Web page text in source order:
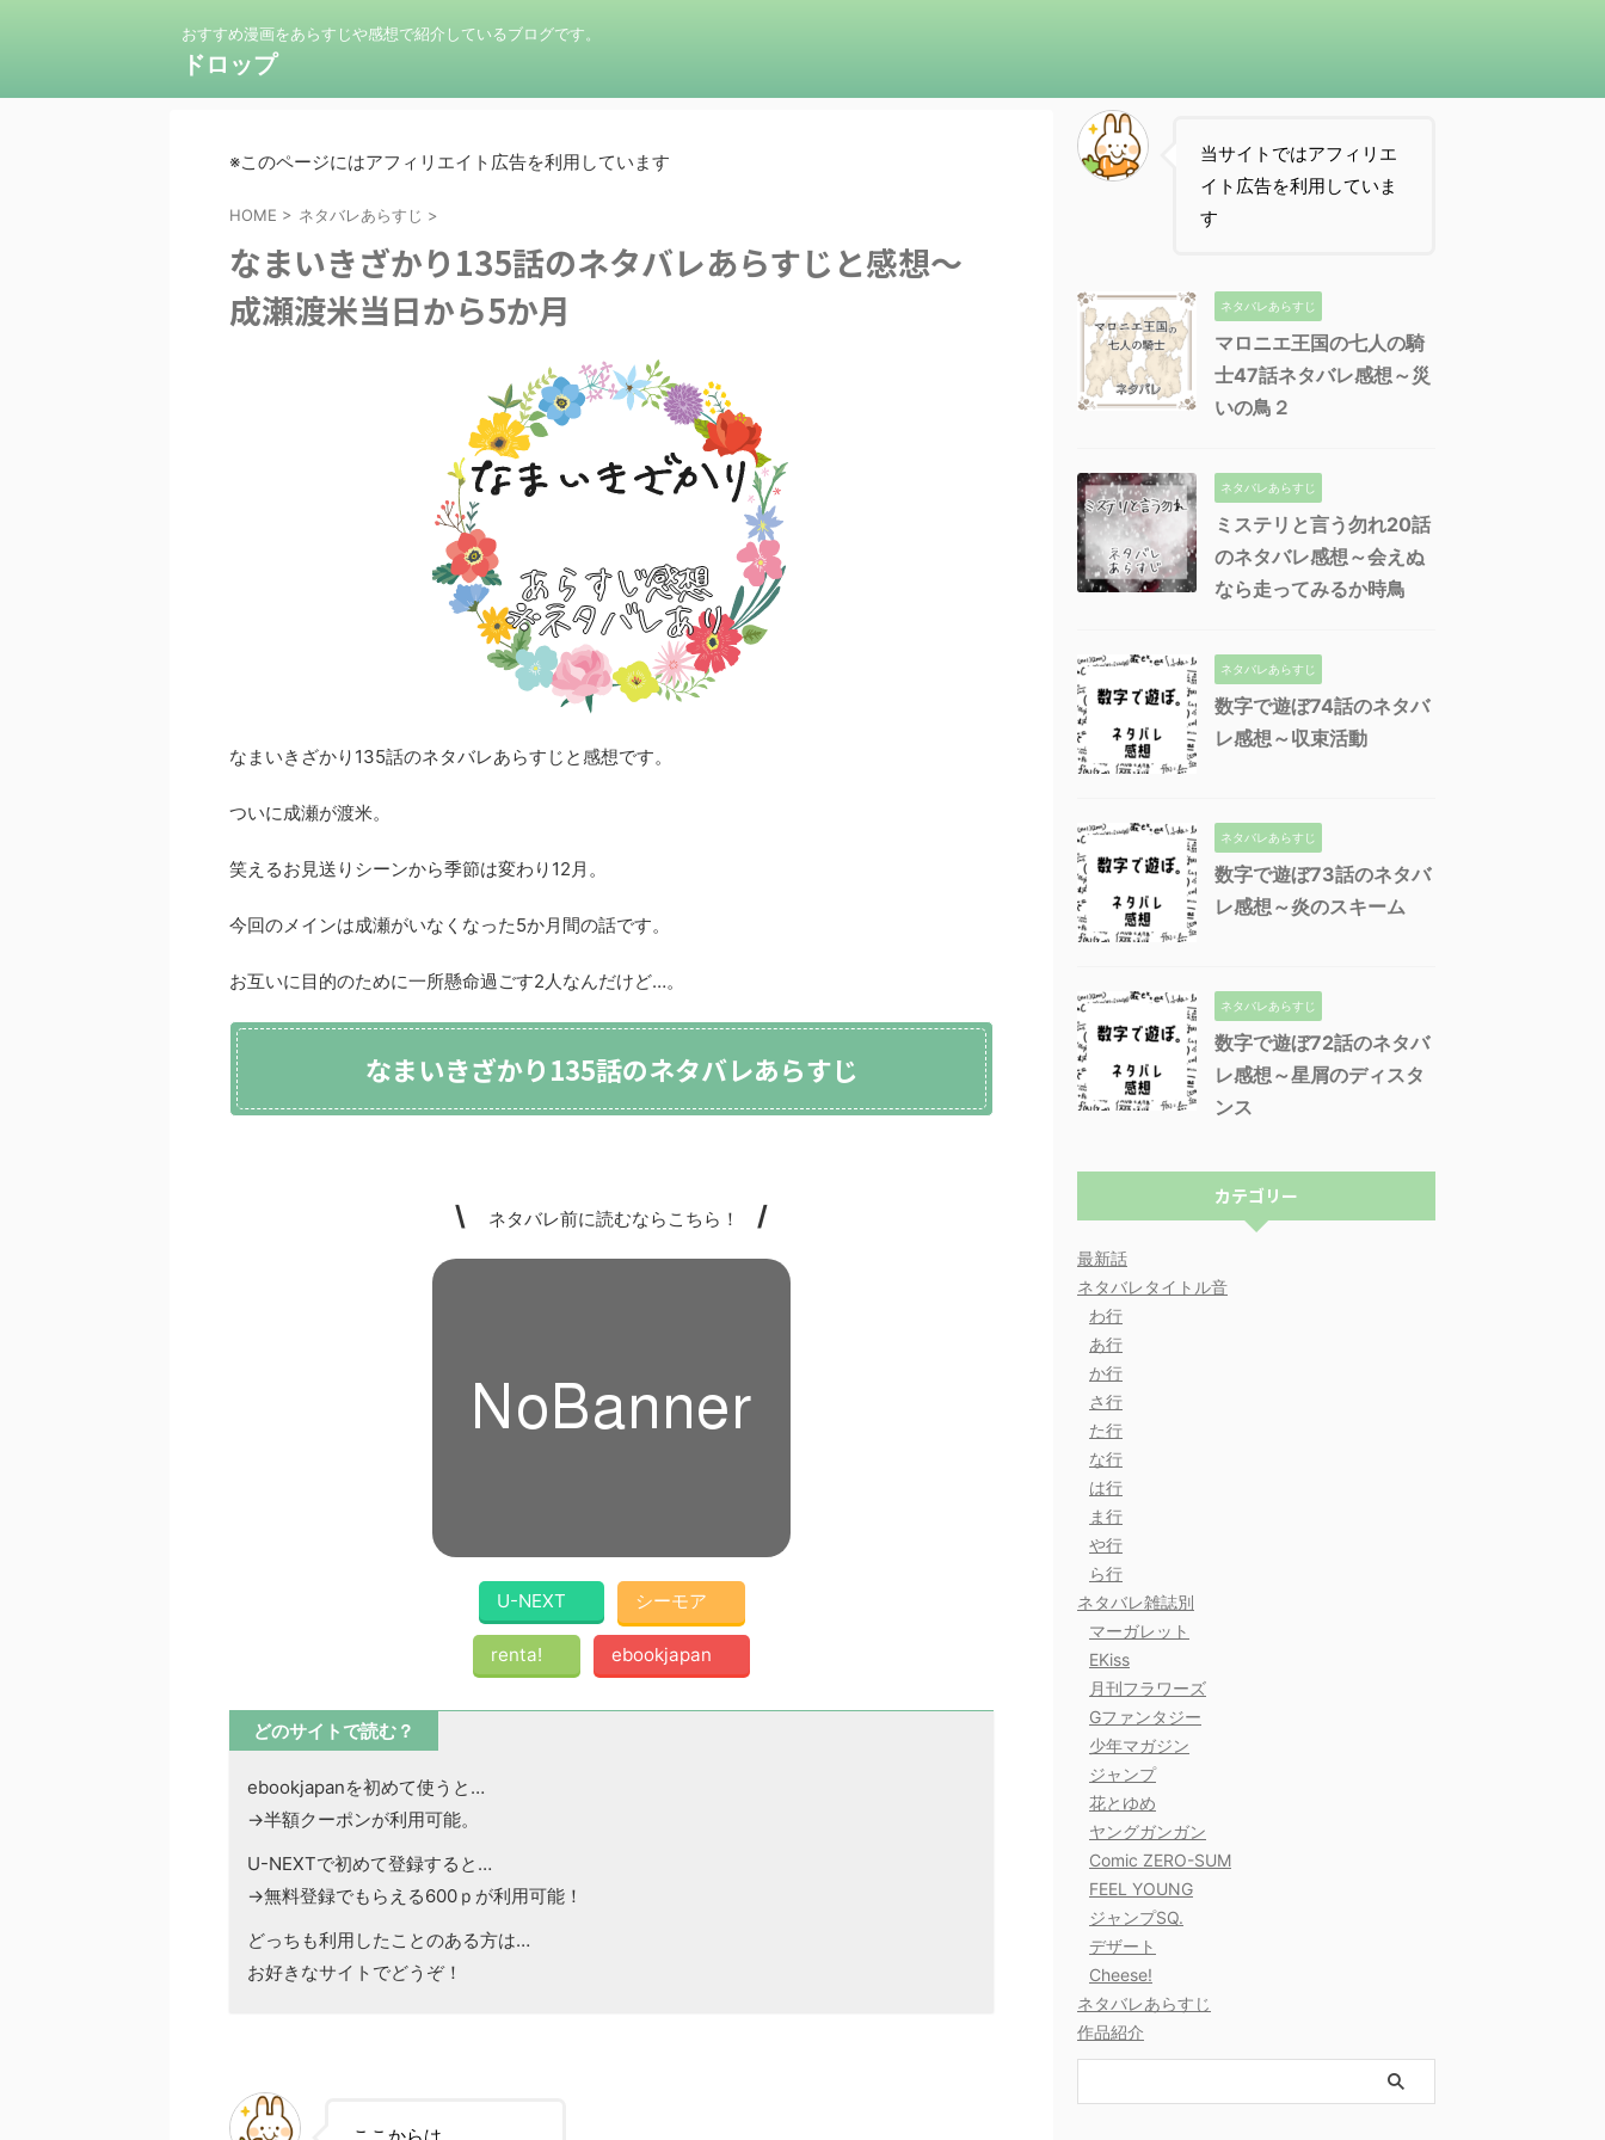
おすすめ漫画をあらすじや感想で紹介しているブログです。
ドロップ
※このページにはアフィリエイト広告を利用しています
HOME > ネタバレあらすじ >
なまいきざかり135話のネタバレあらすじと感想～
成瀬渡米当日から5か月
なまいきざかり135話のネタバレあらすじと感想です。
ついに成瀬が渡米。
笑えるお見送りシーンから季節は変わり12月。
今回のメインは成瀬がいなくなった5か月間の話です。
お互いに目的のために一所懸命過ごす2人なんだけど…。
なまいきざかり135話のネタバレあらすじ
\ ネタバレ前に読むならこちら！ /
U-NEXT シーモア
renta! ebookjapan
どのサイトで読む？
ebookjapanを初めて使うと…
→半額クーポンが利用可能。
U-NEXTで初めて登録すると…
→無料登録でもらえる600ｐが利用可能！
どっちも利用したことのある方は…
お好きなサイトでどうぞ！
当サイトではアフィリエ
イト広告を利用していま
す
ネタバレあらすじ
マロニエ王国の七人の騎
士47話ネタバレ感想～災
いの鳥２
ネタバレあらすじ
ミステリと言う勿れ20話
のネタバレ感想～会えぬ
なら走ってみるか時鳥
ネタバレあらすじ
数字で遊ぼ74話のネタバ
レ感想～収束活動
ネタバレあらすじ
数字で遊ぼ73話のネタバ
レ感想～炎のスキーム
ネタバレあらすじ
数字で遊ぼ72話のネタバ
レ感想～星屑のディスタ
ンス
カテゴリー
最新話
ネタバレタイトル音
わ行
あ行
か行
さ行
た行
な行
は行
ま行
や行
ら行
ネタバレ雑誌別
マーガレット
EKiss
月刊フラワーズ
Gファンタジー
少年マガジン
ジャンプ
花とゆめ
ヤングガンガン
Comic ZERO-SUM
FEEL YOUNG
ジャンプSQ.
デザート
Cheese!
ネタバレあらすじ
作品紹介